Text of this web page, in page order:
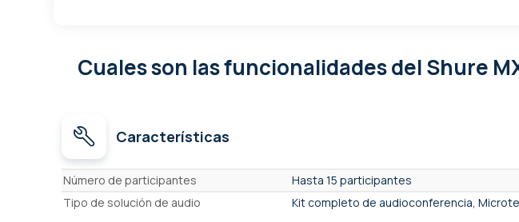
Cuales son las funcionalidadesdel Shure
Características
Características
Número de participantes
Hasta 15 participantes
Tipo de solución de audio
Kit completo de audioconferencia,